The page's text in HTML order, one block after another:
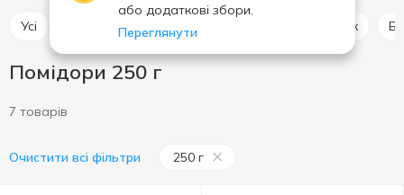
або додаткові збори.
Переглянути
Усі Помідори Цибуля та часник
Помідори 250 г
7 товарів
Очистити всі фільтри 250 г